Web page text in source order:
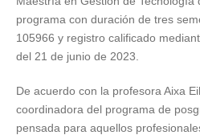
programa con duración de tres
105966 y registro calificado
del 21 de junio de 2023.
De acuerdo con la profesora Aixa
coordinadora del programa de
pensada para aquellos